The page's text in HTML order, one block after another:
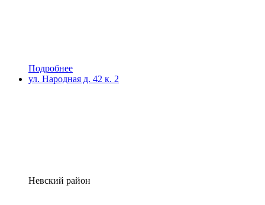
Подробнее
ул. Народная д. 42 к. 2
Невский район